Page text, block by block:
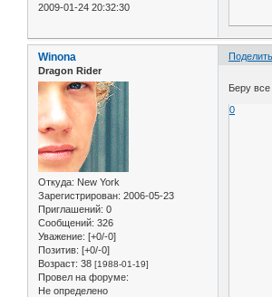
2009-01-24 20:32:30
Winona
Dragon Rider
Откуда: New York
Зарегистрирован: 2006-05-23
Приглашений: 0
Сообщений: 326
Уважение: [+0/-0]
Позитив: [+0/-0]
Возраст: 38 [1988-01-19]
Провел на форуме:
Не определено
Беру
0